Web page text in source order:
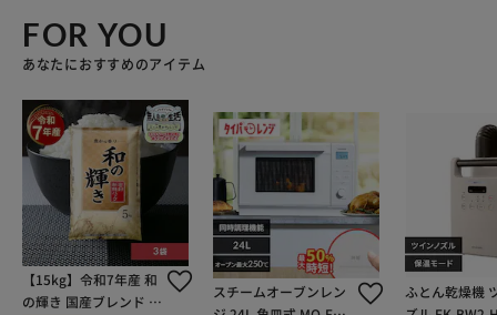
FOR YOU
あなたにおすすめのアイテム
【15kg】令和7年産 和
の輝き 国産ブレンド 5
スチームオーブンレン
ふとん乾燥機